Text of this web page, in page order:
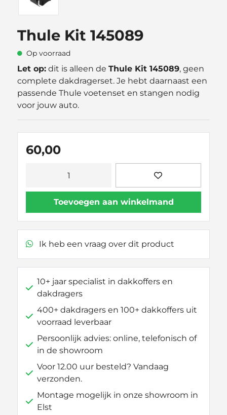
Thule Kit 145089
Op voorraad
Let op: dit is alleen deThule Kit 145089, geen
complete dakdragerset. Je hebt daarnaast een
passende Thule voetenset en stangen nodig
voor jouw auto.
60,00
145089
Toevoegen aan winkelmand
Ik heb een vraag over dit product
10+ jaar specialist in dakkoffers en
dakdragers
400+ dakdragers en 100+ dakkoffers uit
voorraad leverbaar
Persoonlijk advies: online, telefonisch of
in de showroom
Voor 12.00 uur besteld? Vandaag
verzonden.
Montage mogelijk in onze showroom in
Elst